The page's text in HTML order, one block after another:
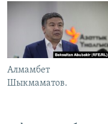
Алмамбет
Шыкмаматов.